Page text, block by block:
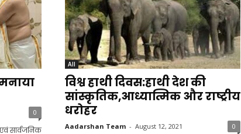
0
सार्वजनिक
All
विश्व हाथी दिवस:हाथी देश की
सांस्कृतिक,आध्यात्मिक और राष्ट्रीय
धरोहर
Aadarshan Team - August 12, 2021 0